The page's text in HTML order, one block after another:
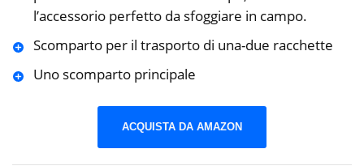
l’accessorio perfetto da sfoggiare in campo.
Scomparto per il trasporto di una-due racchette
Uno scomparto principale
ACQUISTA DA AMAZON